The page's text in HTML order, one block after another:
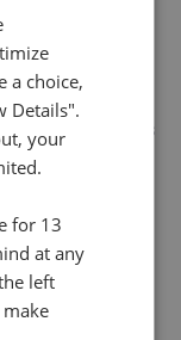
que
durante el
las facturas
los datos
para futuros
de
un saldo en la
en
a choice,
Details".
your
for 13
at any
left